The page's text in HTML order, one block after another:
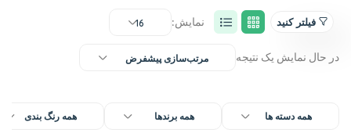
فیلتر کنید نمایش: 16
در حال نمایش یک نتیجه مرتب‌سازی پیشفرض
همه دسته ها همه برندها همه رنگ بندی